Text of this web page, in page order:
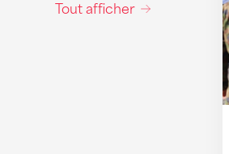
Tout afficher